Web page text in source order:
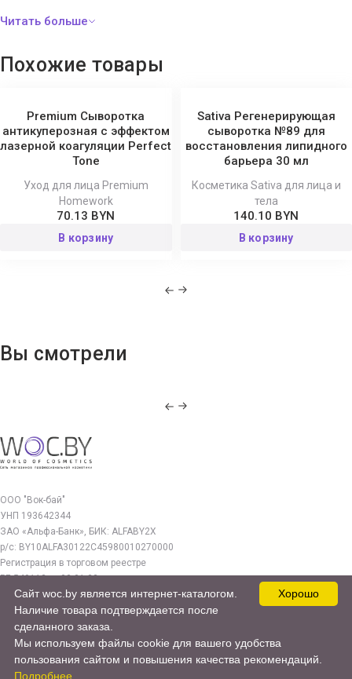
Похожие товары
Premium Сыворотка
антикуперозная с эффектом
лазерной коагуляции Perfect
Tone
Уход для лица Premium
Homework
70.13 BYN
В корзину
Sativa Регенерирующая
сыворотка №89 для
восстановления липидного
барьера 30 мл
Косметика Sativa для лица и
тела
140.10 BYN
В корзину
Вы смотрели
ООО "Вок-бай"
УНП 193642344
ЗАО «Альфа-Банк», БИК: ALFABY2X
р/с: BY10ALFA30122C45980010270000
Регистрация в торговом реестре
РБ 549112 от 03.01.23г.
Юр. адрес:
220140, г. Минск, ул. Бурдейного 22, оф.212
woc.by@yandex.by
© 2017—2026 WOC.BY
Хорошо
Сайт woc.by является интернет-каталогом.
Наличие товара подтверждается после
сделанного заказа.
Мы используем файлы cookie для вашего удобства
пользования сайтом и повышения качества рекомендаций.
Подробнее...